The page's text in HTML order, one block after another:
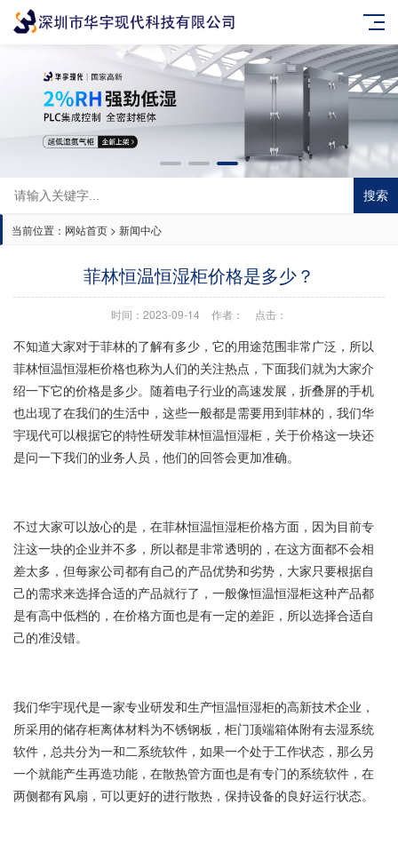
搜索
当前位置： 网站首页 > 新闻中心
菲林恒温恒湿柜价格是多少？
时间：2023-09-14 作者： 点击：
不知道大家对于菲林的了解有多少，它的用途范围非常广泛，所以
菲林恒温恒湿柜价格也称为人们的关注热点，下面我们就为大家介
绍一下它的价格是多少。随着电子行业的高速发展，折叠屏的手机
也出现了在我们的生活中，这些一般都是需要用到菲林的，我们华
宇现代可以根据它的特性研发菲林恒温恒湿柜，关于价格这一块还
是问一下我们的业务人员，他们的回答会更加准确。
不过大家可以放心的是，在菲林恒温恒湿柜价格方面，因为目前专
注这一块的企业并不多，所以都是非常透明的，在这方面都不会相
差太多，但每家公司都有自己的产品优势和劣势，大家只要根据自
己的需求来选择合适的产品就行了，一般像恒温恒湿柜这种产品都
是有高中低档的，在价格方面也是有一定的差距，所以选择合适自
己的准没错。
我们华宇现代是一家专业研发和生产恒温恒湿柜的高新技术企业，
所采用的储存柜离体材料为不锈钢板，柜门顶端箱体附有去湿系统
软件，总共分为一和二系统软件，如果一个处于工作状态，那么另
一个就能产生再造功能，在散热管方面也是有专门的系统软件，在
两侧都有风扇，可以更好的进行散热，保持设备的良好运行状态。